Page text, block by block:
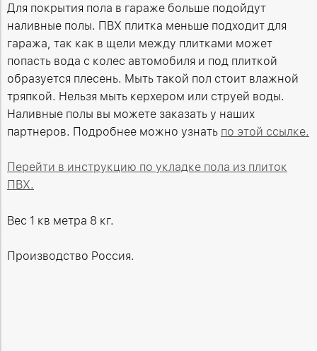
Для покрытия пола в гараже больше подойдут
наливные полы. ПВХ плитка меньше подходит для
гаража, так как в щели между плитками может
попасть вода с колес автомобиля и под плиткой
образуется плесень. Мыть такой пол стоит влажной
тряпкой. Нельзя мыть керхером или струей воды.
Наливные полы вы можете заказать у наших
партнеров. Подробнее можно узнать по этой ссылке.
Перейти в инструкцию по укладке пола из плиток
ПВХ.
Вес 1 кв метра 8 кг.
Производство Россия.